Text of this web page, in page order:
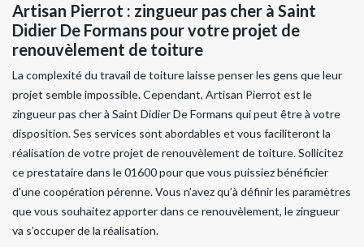
Artisan Pierrot : zingueur pas cher à Saint
Didier De Formans pour votre projet de
renouvèlement de toiture
La complexité du travail de toiture laisse penser les gens que leur
projet semble impossible. Cependant, Artisan Pierrot est le
zingueur pas cher à Saint Didier De Formans qui peut être à votre
disposition. Ses services sont abordables et vous faciliteront la
réalisation de votre projet de renouvèlement de toiture. Sollicitez
ce prestataire dans le 01600 pour que vous puissiez bénéficier
d'une coopération pérenne. Vous n’avez qu’à définir les paramètres
que vous souhaitez apporter dans ce renouvèlement, le zingueur
va s’occuper de la réalisation.